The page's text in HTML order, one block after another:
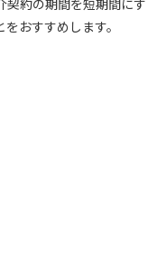
おすすめします。